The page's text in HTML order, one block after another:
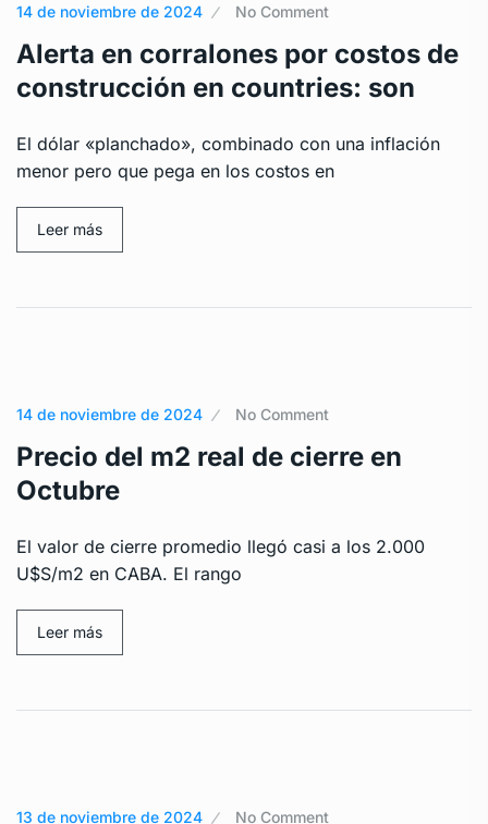
14 de noviembre de 2024 No Comment
Alerta en corralones por costos de
construcción en countries: son
El dólar «planchado», combinado con una inflación
menor pero que pega en los costos en
Leer más
14 de noviembre de 2024 No Comment
Precio del m2 real de cierre en
Octubre
El valor de cierre promedio llegó casi a los 2.000
U$S/m2 en CABA. El rango
Leer más
13 de noviembre de 2024 No Comment